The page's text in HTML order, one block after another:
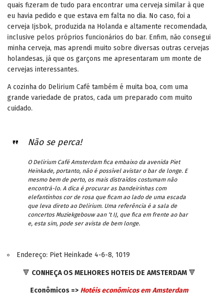
quais fizeram de tudo para encontrar uma cerveja similar à que
eu havia pedido e que estava em falta no dia. No caso, foi a
cerveja Ijsbok, produzida na Holanda e altamente recomendada,
inclusive pelos próprios funcionários do bar. Enfim, não consegui
minha cerveja, mas aprendi muito sobre diversas outras cervejas
holandesas, já que os garçons me apresentaram um monte de
cervejas interessantes.
A cozinha do Delirium Café também é muita boa, com uma
grande variedade de pratos, cada um preparado com muito
cuidado.
Não se perca!
O Delirium Café Amsterdam fica embaixo da avenida Piet
Heinkade, portanto, não é possível avistar o bar de longe. E
mesmo bem de perto, os mais distraídos costumam não
encontrá-lo. A dica é procurar as bandeirinhas com
elefantinhos cor de rosa que ficam ao lado de uma escada
que leva direto ao Delirium. Uma referência é a sala de
concertos Muziekgebouw aan ‘t IJ, que fica em frente ao bar
e, esta sim, pode ser avista de bem longe.
Endereço: Piet Heinkade 4-6-8, 1019
🔻 CONHEÇA OS MELHORES HOTEIS DE AMSTERDAM🔻
Econômicos => Hotéis econômicos em Amsterdam